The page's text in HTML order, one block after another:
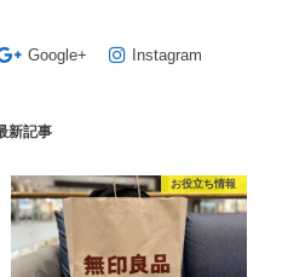
Google+ Instagram
新記事
お役立ち情報